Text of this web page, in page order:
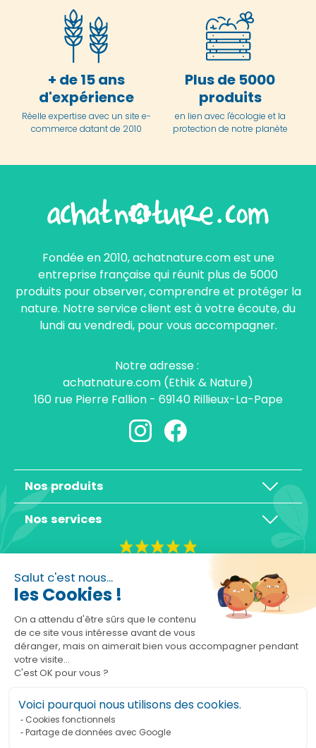
Salut c'est nous...
les Cookies !
On a attendu d'être sûrs que le contenu
de ce site vous intéresse avant de vous
déranger, mais on aimerait bien vous accompagner pendant
votre visite...
C'est OK pour vous ?
Voici pourquoi nous utilisons des cookies.
Cookies fonctionnels
Partage de données avec Google
+ de 15 ans
d'expérience
Réelle expertise avec un site e-
commerce datant de 2010
Plus de 5000
produits
en lien avec l'écologie et la
protection de notre planète
Fondée en 2010, achatnature.com est une
entreprise française qui réunit plus de 5000
produits pour observer, comprendre et protéger la
nature. Notre service client est à votre écoute, du
lundi au vendredi, pour vous accompagner.
Notre adresse :
achatnature.com (Ethik & Nature)
160 rue Pierre Fallion - 69140 Rillieux-La-Pape
Nos produits
Nos services